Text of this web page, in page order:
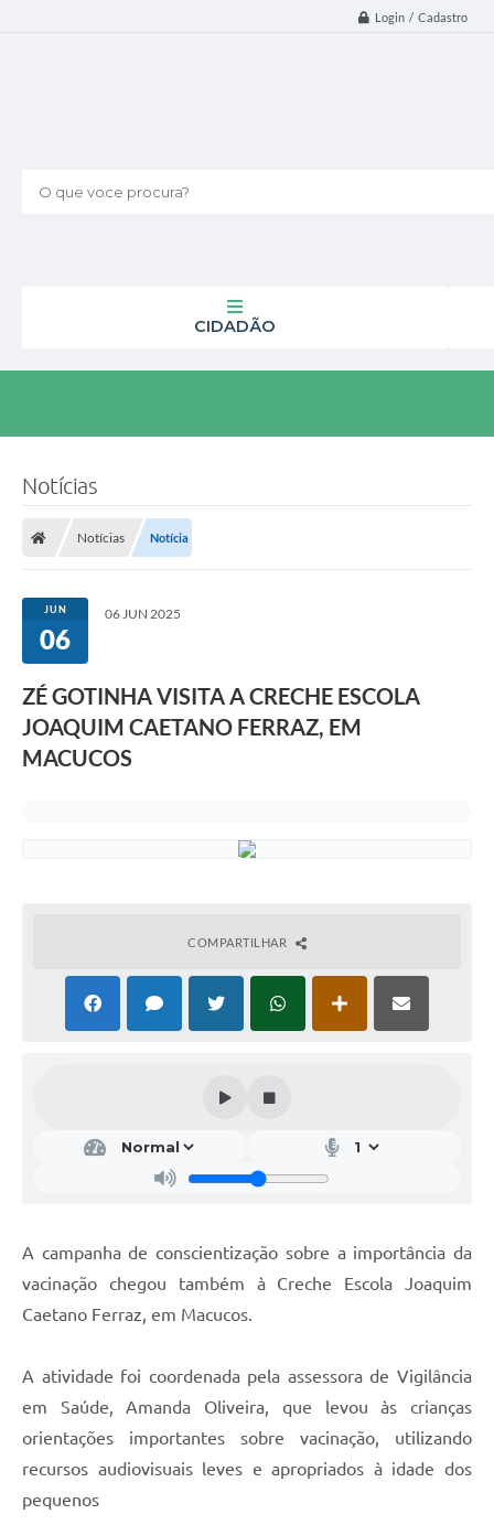
Login / Cadastro
O que voce procura?
CIDADÃO
Notícias
Notícias Notícia
JUN
06
06 JUN 2025
ZÉ GOTINHA VISITA A CRECHE ESCOLA
JOAQUIM CAETANO FERRAZ, EM
MACUCOS
COMPARTILHAR
A campanha de conscientização sobre a importância da
vacinação chegou também à Creche Escola Joaquim
Caetano Ferraz, em Macucos.
A atividade foi coordenada pela assessora de Vigilância
em Saúde, Amanda Oliveira, que levou às crianças
orientações importantes sobre vacinação, utilizando
recursos audiovisuais leves e apropriados à idade dos
pequenos